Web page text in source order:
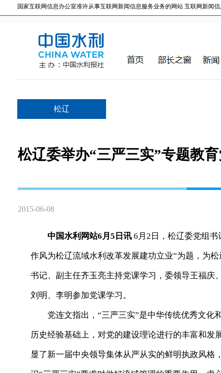
国家互联网信息办公室准许从事互联网新闻信息服务业务的网站 互联网新闻信
松辽
松辽委举办“三严三实”专题教
2015-06-08
中国水利网站6月5日讯 6月2日，松辽委党组书
作风为松辽流域水利改革发展建功立业”为题，为
书记、副主任齐玉亮主持党课学习，委领导王福
刘明、李明参加党课学习。
党连文指出，“三严三实”是中华传统优秀文化
历史经验基础上，对党的建设理论进行的丰富和
显了新一届中央领导集体从严从实的鲜明执政风